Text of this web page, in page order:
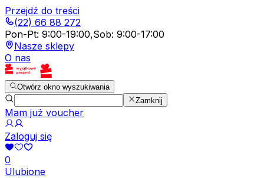
Przejdź do treści
(22) 66 88 272
Pon-Pt: 9:00-19:00,Sob: 9:00-17:00
Nasze sklepy
O nas
Otwórz okno wyszukiwania
Zamknij
Mam już voucher
Zaloguj się
0
Ulubione